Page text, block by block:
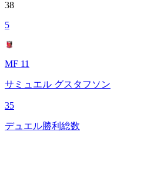
38
5
MF 11
サミュエル グスタフソン
35
デュエル勝利総数